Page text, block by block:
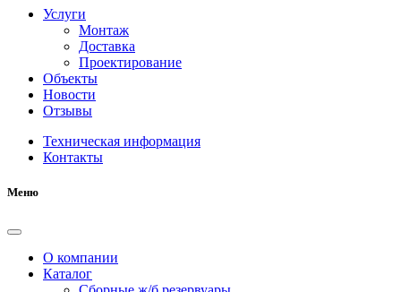
Услуги
Монтаж
Доставка
Проектирование
Объекты
Новости
Отзывы
Техническая информация
Контакты
Меню
О компании
Каталог